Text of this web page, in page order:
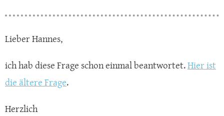
Lieber Hannes,
ich hab diese Frage schon einmal beantwortet.Hier ist
die ältere Frage.
Herzlich